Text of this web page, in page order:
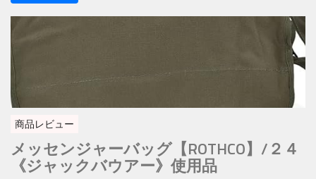
商品レビュー
メッセンジャーバッグ【ROTHCO】/２４
《ジャックバウアー》使用品